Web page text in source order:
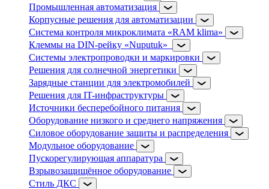
Промышленная автоматизация
Корпусные решения для автоматизации
Система контроля микроклимата «RAM klima»
Клеммы на DIN-рейку «Nuputuk»
Системы электропроводки и маркировки
Решения для солнечной энергетики
Зарядные станции для электромобилей
Решения для IT-инфраструктуры
Источники бесперебойного питания
Оборудование низкого и среднего напряжения
Силовое оборудование защиты и распределения
Модульное оборудование
Пускорегулирующая аппаратура
Взрывозащищённое оборудование
Стиль ДКС